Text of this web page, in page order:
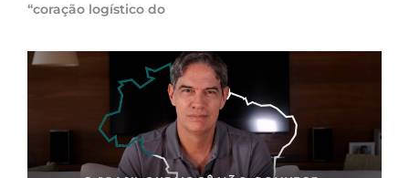
“coração logístico do